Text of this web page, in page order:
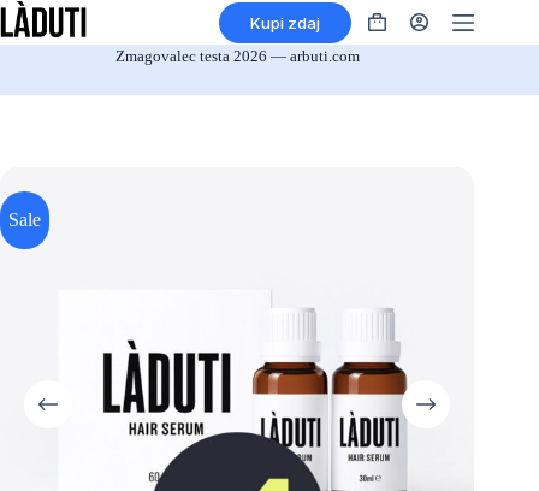
Preskoči
na
Kupi zdaj
Nakupovalna
Zmagovalec testa 2026 — arbuti.com
Sale